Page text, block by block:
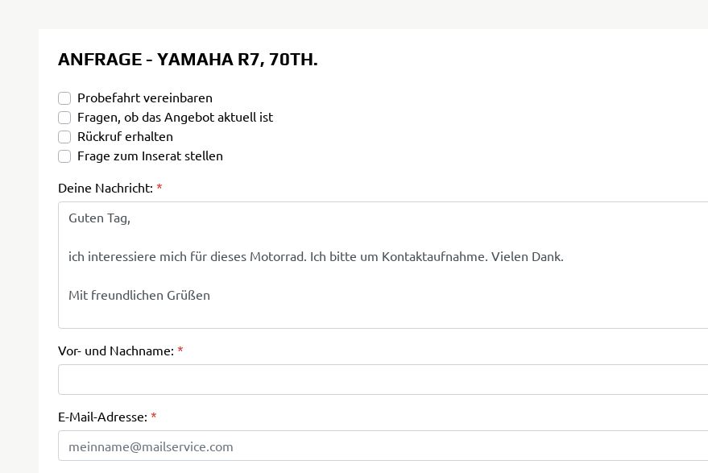
ANFRAGE - YAMAHA R7, 70TH.
Probefahrt vereinbaren
Fragen, ob das Angebot aktuell ist
Rückruf erhalten
Frage zum Inserat stellen
Deine Nachricht: *
Vor- und Nachname: *
E-Mail-Adresse: *